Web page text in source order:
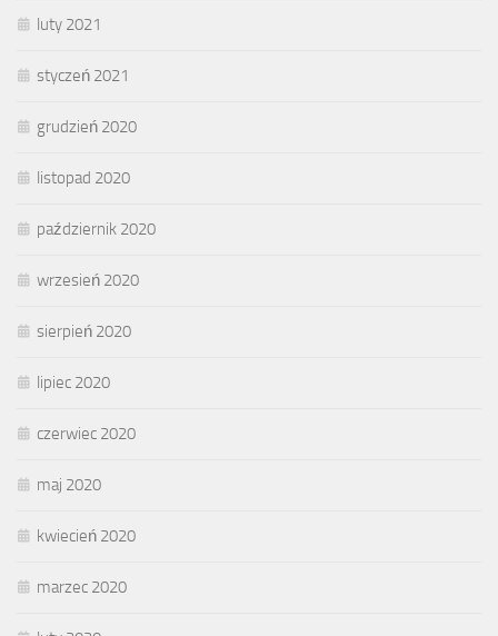
luty 2021
styczeń 2021
grudzień 2020
listopad 2020
październik 2020
wrzesień 2020
sierpień 2020
lipiec 2020
czerwiec 2020
maj 2020
kwiecień 2020
marzec 2020